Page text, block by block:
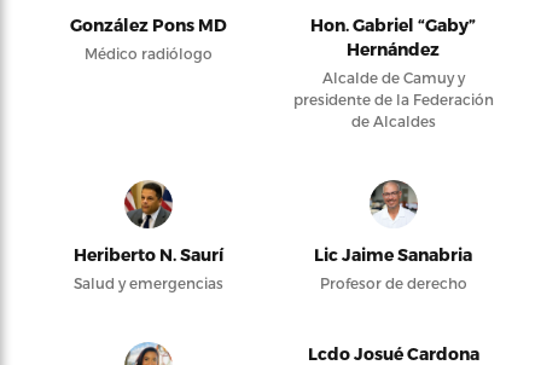
González Pons MD
Médico radiólogo
Hon. Gabriel “Gaby”
Hernández
Alcalde de Camuy y
presidente de la Federación
de Alcaldes
Heriberto N. Saurí
Salud y emergencias
Lic Jaime Sanabria
Profesor de derecho
Lcdo Josué Cardona